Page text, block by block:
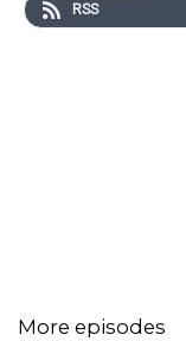
alternative
RSS
More episodes